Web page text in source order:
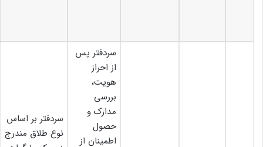
سردفتر پس
از احراز
هویت،
بررسی
مدارک و
حصول
اطمینان از
سردفتر بر اساس
نوع طلاق مندرج